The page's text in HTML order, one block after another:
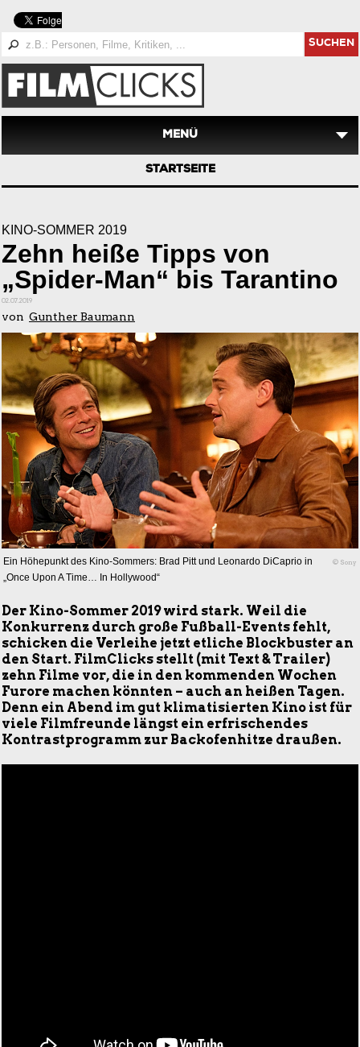
SUCHEN
MENÜ
STARTSEITE
KINO-SOMMER 2019
Zehn heiße Tipps von
„Spider-Man“ bis Tarantino
02.07.2019
von Gunther Baumann
Ein Höhepunkt des Kino-Sommers: Brad Pitt und Leonardo DiCaprio in
„Once Upon A Time… In Hollywood“
© Sony
Der Kino-Sommer 2019 wird stark. Weil die
Konkurrenz durch große Fußball-Events fehlt,
schicken die Verleihe jetzt etliche Blockbuster an
den Start. FilmClicks stellt (mit Text & Trailer)
zehn Filme vor, die in den kommenden Wochen
Furore machen könnten – auch an heißen Tagen.
Denn ein Abend im gut klimatisierten Kino ist für
viele Filmfreunde längst ein erfrischendes
Kontrastprogramm zur Backofenhitze draußen.